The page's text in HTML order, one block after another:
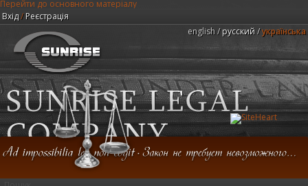
Перейти до основного матеріалу
Вхід/ Реєстрація
english
русский українська
Юридична компанія "Центр Санрайз"